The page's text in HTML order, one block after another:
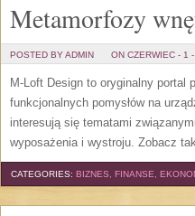
Metamorfozy
POSTED BY ADMIN ON CZERWIEC - 1
M-Loft Design to oryginalny portal
funkcjonalnych pomysłów na
interesują się tematami
wyposażenia i wystroju. Zobacz
CATEGORIES: BIZNES, FINANSE,